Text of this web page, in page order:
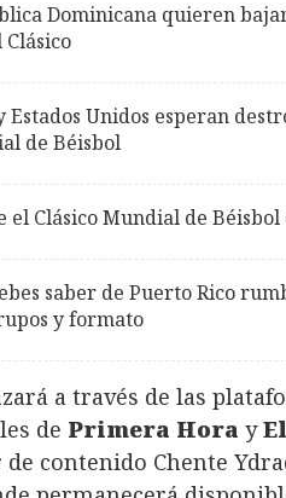
Dominicana quieren
Estados Unidos esperan
de Béisbol
el Clásico Mundial de
saber de Puerto Rico
y formato
a través de las
de Primera Hora y
de contenido Chente